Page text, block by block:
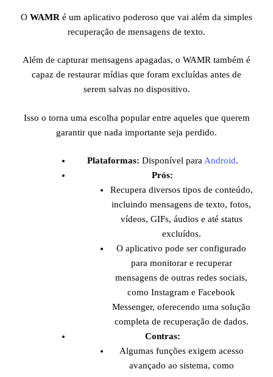
O WAMR é um aplicativo poderoso que vai além da simples
recuperação de mensagens de texto.
Além de capturar mensagens apagadas, o WAMR também é
capaz de restaurar mídias que foram excluídas antes de
serem salvas no dispositivo.
Isso o torna uma escolha popular entre aqueles que querem
garantir que nada importante seja perdido.
Plataformas: Disponível paraAndroid.
Prós:
Recupera diversos tipos de conteúdo,
incluindo mensagens de texto, fotos,
vídeos, GIFs, áudios e até status
excluídos.
O aplicativo pode ser configurado
para monitorar e recuperar
mensagens de outras redes sociais,
como Instagram e Facebook
Messenger, oferecendo uma solução
completa de recuperação de dados.
Contras:
Algumas funções exigem acesso
avançado ao sistema, como